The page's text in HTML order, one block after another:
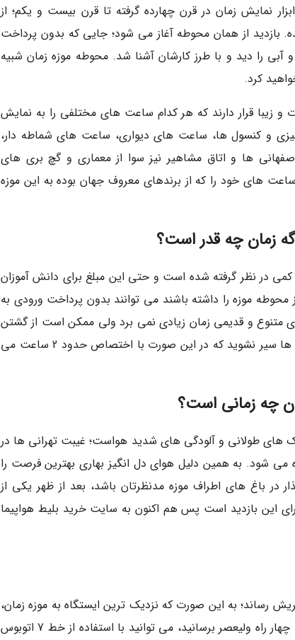
نمایش زمان در قرن چهارده گرفته تا قرن بیست و یکم؛ از
بازدید از همان محوطه آغاز می شود؛ جایی که بدون پرداخت
را دید و با طرز کارشان آشنا شد. محوطه موزه زمان شبیه
کرد.
زیبا قرار دارند که هر کدام ساعت های مختلفی را به نمایش
و کنسول ها، ساعت های دیواری، ساعت های شماطه دار،
ها و اتاق مشاهیر نیز سوا از معماری و گچ بری های
های خود را که از برندهای معروف جهان بوده به این موزه
زمان چه قدر است؟
کمی در نظر گرفته شده است و حتی این مبلغ برای دانش آموزان
موزه را داشته باشند می توانند بدون پرداخت ورودی به
متنوع و قدیمی زمان زیادی نمی برد ولی ممکن است از گشتن
در محوطه و تماشای گچ بری های عمارت و یا عکاسی از آن ها سیر نشوید که در این صورت با اختصاص حدود 2 ساعت می
چه زمانی است؟
های طولانی و آلودگی های شدید هواست؛ غیبت تهرانی ها در
می شود. به همین دلیل هوای دل انگیز بهاری بهترین فرصت را
در باغ های اطراف موزه مدنظرتان باشد، بعد از ظهر یکی از
این بازدید است پس هم اکنون به سایت خرید بلیط هواپیما
رساند؛ به این صورت که نزدیک ترین ایستگاه به موزه زمان،
ایستگاه تجریش است و اگر با هر وسیله نقلیه ای خود را به چهار راه ولیعصر برسانید، می توانید با استفاده از خط 7 اتوبوس